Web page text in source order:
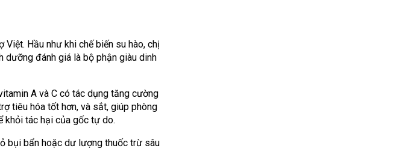
Hầu như khi chế biến su hào, chị
đánh giá là bộ phận giàu dinh
A và C có tác dụng tăng cường
tiêu hóa tốt hơn, và sắt, giúp phòng
khỏi tác hại của gốc tự do.
bụi bẩn hoặc dư lượng thuốc trừ sâu